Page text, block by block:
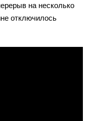
на несколько
отключилось